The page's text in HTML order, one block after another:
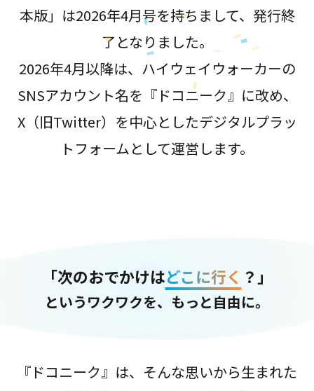
本版」は2026年4月号を持ちまして、発行終
了となりました。
2026年4月以降は、ハイウェイウォーカーの
SNSアカウント名を『ドコニーク』に改め、
X（旧Twitter）を中心としたデジタルプラッ
トフォームとして運営します。
「次のおでかけはどこに行く ？」
というワクワクを、もっと自由に。
『ドコニーク』は、そんな思いから生まれた